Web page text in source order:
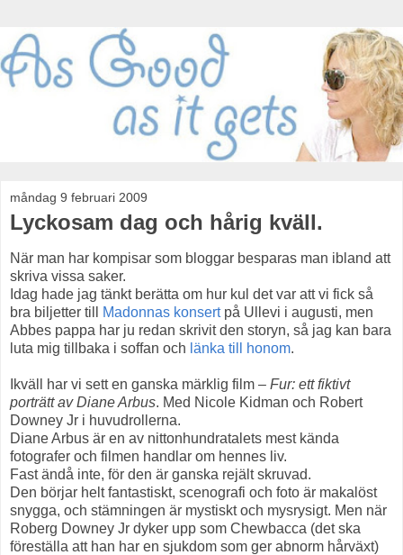
måndag 9 februari 2009
Lyckosam dag och hårig kväll.
När man har kompisar som bloggar besparas man ibland att
skriva vissa saker.
Idag hade jag tänkt berätta om hur kul det var att vi fick så
bra biljetter till
Madonnas konsertpå Ullevi i augusti, men
Abbes pappa har ju redan skrivit den storyn, så jag kan bara
luta mig tillbaka i soffan och länka till honom.
Ikväll har vi sett en ganska märklig film – Fur: ett fiktivt
porträtt av Diane Arbus. Med Nicole Kidman och Robert
Downey Jr i huvudrollerna.
Diane Arbus är en av nittonhundratalets mest kända
fotografer och filmen handlar om hennes liv.
Fast ändå inte, för den är ganska rejält skruvad.
Den börjar helt fantastiskt, scenografi och foto är makalöst
snygga, och stämningen är mystiskt och mysrysigt. Men när
Roberg Downey Jr dyker upp som Chewbacca (det ska
föreställa att han har en sjukdom som ger abnorm hårväxt)